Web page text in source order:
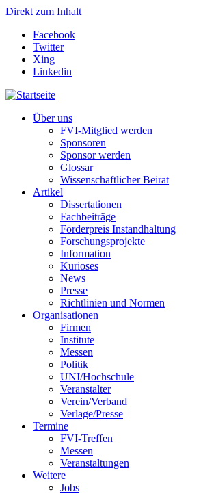
Direkt zum Inhalt
Facebook
Twitter
Xing
Linkedin
Über uns
FVI-Mitglied werden
Sponsoren
Sponsor werden
Glossar
Wissenschaftlicher Beirat
Artikel
Dissertationen
Fachbeiträge
Förderpreis Instandhaltung
Forschungsprojekte
Information
Kurioses
News
Presse
Richtlinien und Normen
Organisationen
Firmen
Institute
Messen
Politik
UNI/Hochschule
Veranstalter
Verein/Verband
Verlage/Presse
Termine
FVI-Treffen
Messen
Veranstaltungen
Weitere
Jobs